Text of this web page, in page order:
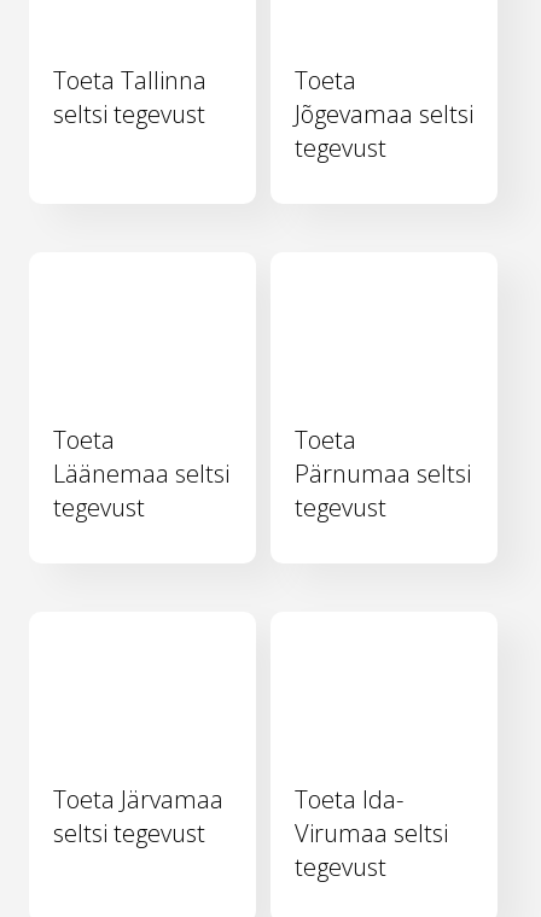
Toeta Tallinna
seltsi tegevust
Toeta
Jõgevamaa seltsi
tegevust
Toeta
Läänemaa seltsi
tegevust
Toeta
Pärnumaa seltsi
tegevust
Toeta Järvamaa
seltsi tegevust
Toeta Ida-
Virumaa seltsi
tegevust